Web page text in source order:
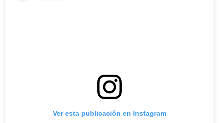
Ver esta publicación en Instagram